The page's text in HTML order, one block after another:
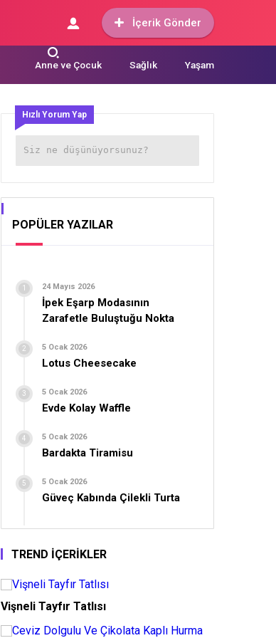
İçerik Gönder
Anne ve Çocuk Sağlık Yaşam
Hızlı Yorum Yap
POPÜLER YAZILAR
24 Mayıs 2026
İpek Eşarp Modasının
Zarafetle Buluştuğu Nokta
5 Ocak 2026
Lotus Cheesecake
5 Ocak 2026
Evde Kolay Waffle
5 Ocak 2026
Bardakta Tiramisu
5 Ocak 2026
Güveç Kabında Çilekli Turta
TREND İÇERİKLER
Vişneli Tayfır Tatlısı